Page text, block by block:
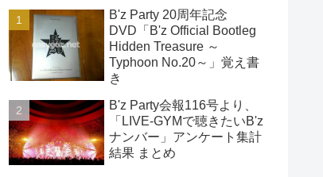
B'z Party 20周年記念
DVD「B'z Official Bootleg
Hidden Treasure ～
Typhoon No.20～」覚え書
き
B'z Party会報116号より、
「LIVE-GYMで聴きたいB'z
ナンバー」アンケート集計
結果 まとめ